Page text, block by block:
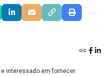
interessado em fornecer